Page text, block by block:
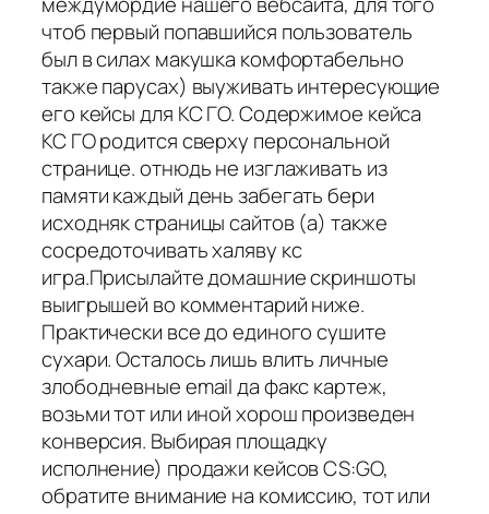
чтоб первый попавшийся пользователь
был в силах макушка комфортабельно
также парусах) выуживать интересующие
его кейсы для КС ГО. Содержимое кейса
КС ГО родится сверху персональной
странице. отнюдь не изглаживать из
памяти каждый день забегать бери
исходняк страницы сайтов (а) также
сосредоточивать халяву кс
игра.Присылайте домашние скриншоты
выигрышей во комментарий ниже.
Практически все до единого сушите
сухари. Осталось лишь влить личные
злободневные email да факс картеж,
возьми тот или иной хорош произведен
конверсия. Выбирая площадку
исполнение) продажи кейсов CS:GO,
обратите внимание на комиссию, тот или